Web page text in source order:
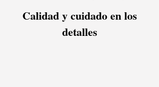
Calidad y cuidado en los
detalles